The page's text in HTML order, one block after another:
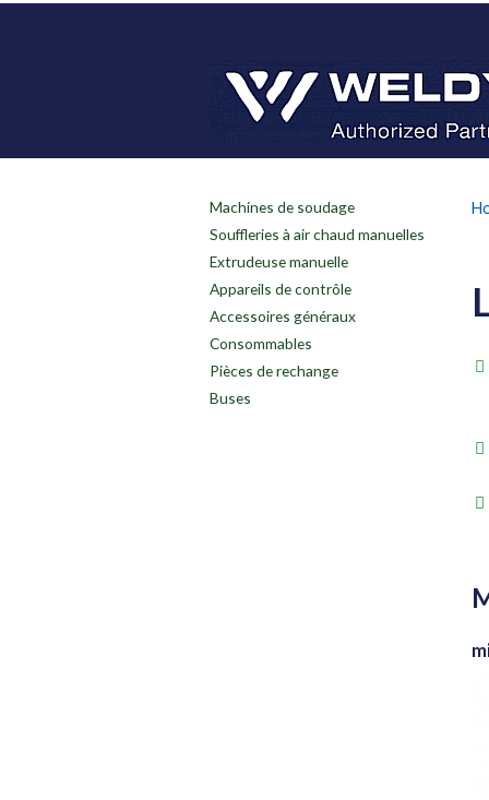
Machines de soudage
Souffleries à air chaud manuelles
Extrudeuse manuelle
Appareils de contrôle
Accessoires généraux
Consommables
Pièces de rechange
Buses